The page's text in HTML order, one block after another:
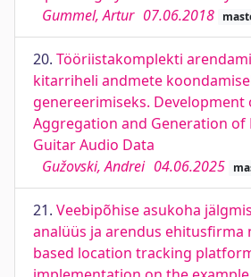
Gummel, Artur 07.06.2018
20. Tööriistakomplekti
kitarriheli andmete
genereerimiseks.
Aggregation and Generation of
Guitar Audio Data
Gužovski, Andrei 04.06.2025
21. Veebipõhise asukoha
analüüs ja arendus ehitusfirma
based location tracking